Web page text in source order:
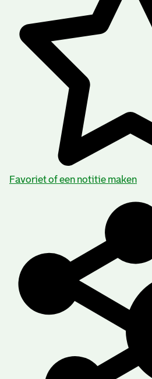
Favoriet of een notitie maken